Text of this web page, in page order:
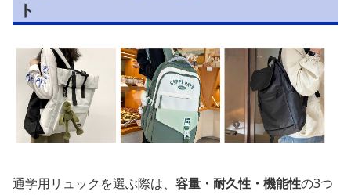
ト
通学用リュックを選ぶ際は、 容量・耐久性・機能性の3つ